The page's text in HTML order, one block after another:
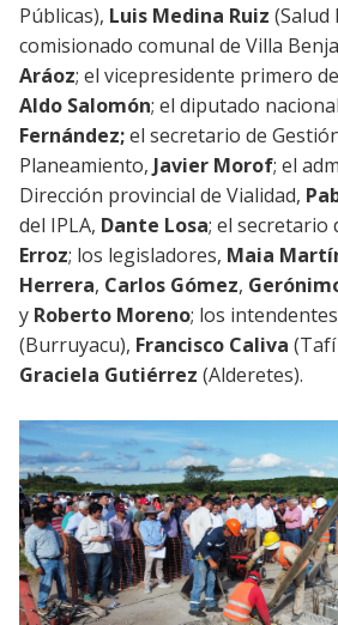
Públicas), Luis Medina Ruiz (Salud
comisionado comunal de Villa
Aráoz; el vicepresidente primero
Aldo Salomón; el diputado nacional
Fernández;el secretario de
Planeamiento, Javier Morof; el
Dirección provincial de Vialidad,
del IPLA, Dante Losa; el secretario
Erroz; los legisladores, Maia
Herrera, Carlos Gómez,
y Roberto Moreno; los intendentes
(Burruyacu), Francisco Caliva (Tafí
Graciela Gutiérrez (Alderetes).